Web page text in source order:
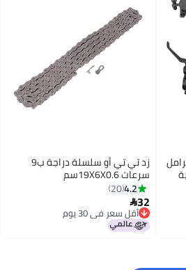
زد تي تي أو سلسلة دراجة ب9
سرعات 19X6X0.6سم
4.2
20
32
أقل سعر في 30 يوم
أقل سعر في 30 يوم